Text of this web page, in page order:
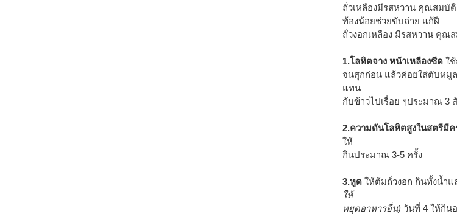
ถั่วเหลืองมีรสหวาน คุณสมบัติ
ท้องน้อยช่วยขับถ่าย แก้ฝี
ถั่วงอกเหลือง มีรสหวาน คุณ
1.โลหิตจาง หน้าเหลืองซีด ใ
จนสุกก่อน แล้วค่อยใส่ตับหมู
แทน
กับข้าวไปเรื่อย ๆประมาณ 3
2.ความดันโลหิตสูงในสตรีมีค
ให้
กินประมาณ 3-5 ครั้ง
3.หูด ให้ต้มถั่วงอก กินทั้งน้ำ
ให้
หยุดอาหารอื่น) วันที่ 4 ให้กิน